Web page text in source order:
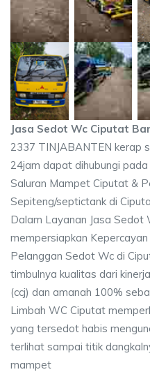
Jasa Sedot Wc Ciputat
2337 TINJABANTEN kerap
24jam dapat dihubungi
Saluran Mampet Ciputat &
Sepiteng/septictank di
Dalam Layanan Jasa
mempersiapkan
Pelanggan Sedot Wc di
timbulnya kualitas dari
(ccj) dan amanah 100%
Limbah WC Ciputat
yang tersedot habis
terlihat sampai titik
mampet